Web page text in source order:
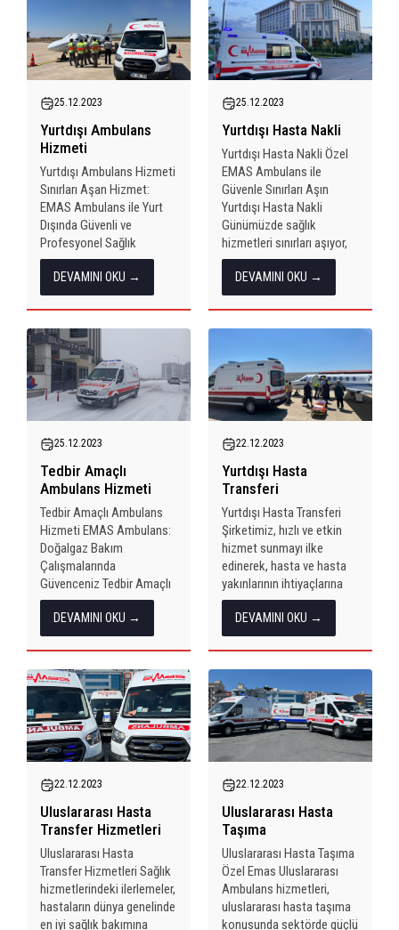
organize sanayi bölgeleri,
çalışanların
motivasyonunu artırmak...
yapmayı gerektiren
karmaşık süreçlerdir. Bu
tür organizasyonlarda acil
durumlara hızlı ve etkili...
25.12.2023
Yurtdışı Ambulans
Hizmeti
Yurtdışı Ambulans Hizmeti
Sınırları Aşan Hizmet:
EMAS Ambulans ile Yurt
Dışında Güvenli ve
Profesyonel Sağlık
Hizmetleri Yurtdışı
Ambulans Hizmeti Sağlık,
sınırları aşan bir konsept
haline gelmiş durumda.
Özellikle Bulgaristan ve
Romanya gibi komşu
ülkelerden gelen...
DEVAMINI OKU →
25.12.2023
Yurtdışı Hasta Nakli
Yurtdışı Hasta Nakli Özel
EMAS Ambulans ile
Güvenle Sınırları Aşın
Yurtdışı Hasta Nakli
Günümüzde sağlık
hizmetleri sınırları aşıyor,
hastalar farklı ülkelerde en
iyi tedaviyi ararken, sınıra
yakın olmanın avantajını
kullanarak profesyonel bir
hasta nakil hizmeti...
DEVAMINI OKU →
25.12.2023
Tedbir Amaçlı
Ambulans Hizmeti
Tedbir Amaçlı Ambulans
Hizmeti EMAS Ambulans:
Doğalgaz Bakım
Çalışmalarında
Güvenceniz Tedbir Amaçlı
Ambulans Hizmeti Bir
bölgede yaşanan doğalgaz
yenileme ve bakım
çalışmaları, yaşamsal
öneme sahip bir hizmettir.
Bu tür çalışmalarda alınan
tedbirler, herhangi bir
olası...
DEVAMINI OKU →
22.12.2023
Yurtdışı Hasta
Transferi
Yurtdışı Hasta Transferi
Şirketimiz, hızlı ve etkin
hizmet sunmayı ilke
edinerek, hasta ve hasta
yakınlarının ihtiyaçlarına
özel çözümler geliştirme
konusunda kendisini
adamıştır. Hem personel
eğitimlerinde hem de
gerekli donanımlarda
sürekli gelişim içinde
bulunarak, sağlık
sektöründeki...
DEVAMINI OKU →
22.12.2023
Uluslararası Hasta
Transfer Hizmetleri
Uluslararası Hasta
Transfer Hizmetleri Sağlık
hizmetlerindeki ilerlemeler,
hastaların dünya genelinde
en iyi sağlık bakımına
22.12.2023
Uluslararası Hasta
Taşıma
Uluslararası Hasta Taşıma
Özel Emas Uluslararası
Ambulans hizmetleri,
uluslararası hasta taşıma
konusunda sektörde güçlü